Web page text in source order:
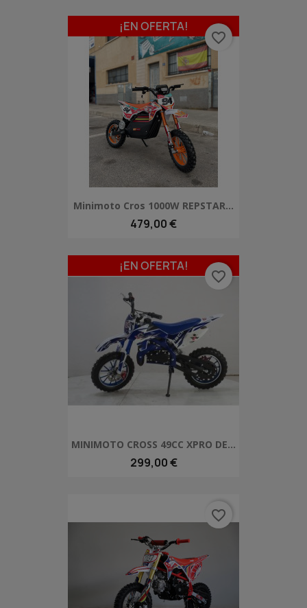
Minimoto Cros 1000W REPSTAR...
479,00 €
¡EN OFERTA!
favorite_border
MINIMOTO CROSS 49CC XPRO DE...
299,00 €
¡EN OFERTA!
favorite_border
favorite_border